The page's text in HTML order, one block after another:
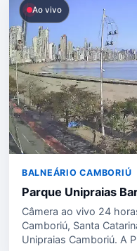
Ao vivo
BALNEÁRIO CAMBORIÚ
Parque Unipraias
Câmera ao vivo 24
Camboriú, Santa
Unipraias Camboriú. A